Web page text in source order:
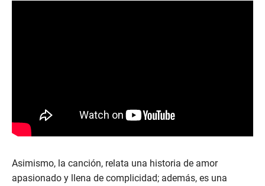
Asimismo, la canción, relata una historia de amor
apasionado y llena de complicidad; además, es una